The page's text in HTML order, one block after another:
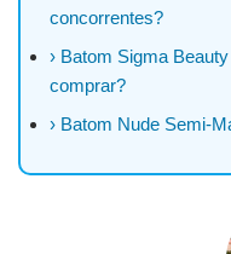
concorrentes?
› Batom Sigma
comprar?
› Batom Nude Semi-